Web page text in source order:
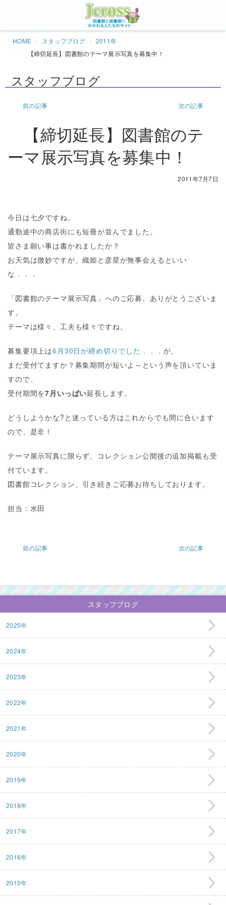
HOME スタッフブログ
2011年
【締切延長】図書館のテーマ展示写真を募集中！
スタッフブログ
前の記事 次の記事
【締切延長】図書館のテ
ーマ展示写真を募集中！
2011年7月7日
今日は七夕ですね。
通勤途中の商店街にも短冊が並んでました。
皆さま願い事は書かれましたか？
お天気は微妙ですが、織姫と彦星が無事会えるといい
な．．．
「図書館のテーマ展示写真」へのご応募、ありがとうございま
す。
テーマは様々、工夫も様々ですね。
募集要項上は6月30日が締め切りでした．．． が、
まだ受付てますか？募集期間が短いよ～という声を頂いていま
すので、
受付期間を7月いっぱい延長します。
どうしようかな?と迷っている方はこれからでも間に合います
ので、是非！
テーマ展示写真に限らず、コレクション公開後の追加掲載も受
付ています。
図書館コレクション、引き続きご応募お待ちしております。
担当：水田
前の記事 次の記事
スタッフブログ
2025年
2024年
2023年
2022年
2021年
2020年
2019年
2018年
2017年
2016年
2015年